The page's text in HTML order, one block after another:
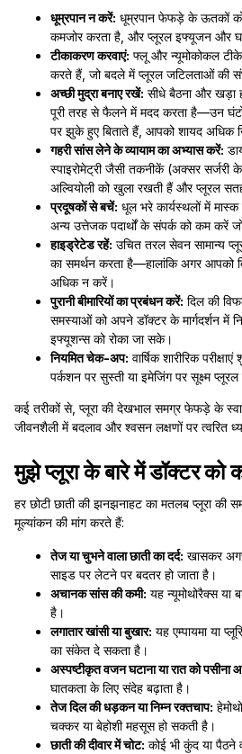
धूम्रपान न करें: धूम्रपान फेफड़े के ऊतकों को
कमजोर करता है, और प्लूरल इफ्यूजन और
टीकाकरण करवाएं: फ्लू और न्यूमोकोकल टीके
करते हैं, जो बदले में प्लूरल जटिलताओं की
अच्छी मुद्रा बनाए रखें: सीधे बैठना और खड़ा
पूरी तरह से फैलने में मदद करता है—उन
पर झुके हुए बिताते हैं, आपको शायद अधिक
गहरी सांस लेने के व्यायाम का अभ्यास करें:
स्पाइरोमेट्री जैसी तकनीकें (अक्सर सर्जरी
अल्वियोली को खुला रखती हैं और प्लूरल
प्रदूषकों से बचें: धूल भरे कार्यस्थलों में
अन्य उत्तेजक पदार्थों के संपर्क को कम करें
हाइड्रेटेड रहें: उचित तरल सेवन सामान्य
का समर्थन करता है—हालांकि अगर आपको
अधिक न करें।
पुरानी बीमारियों का प्रबंधन करें: दिल की
समस्याओं को अपने डॉक्टर के मार्गदर्शन में
इफ्यूशन्स को रोका जा सके।
नियमित चेक-अप: वार्षिक शारीरिक
पर्कशन पर सुस्ती या इमेजिंग पर सूक्ष्म प्लूरल
कई तरीकों से, प्लूरा की देखभाल समग्र फेफड़े के
जीवनशैली में बदलाव और श्वसन लक्षणों पर त्वरित
मुझे प्लूरा के बारे में डॉक्टर को
हर छोटी छाती की झनझनाहट का मतलब प्लूरा
मूल्यांकन की मांग करते हैं:
तेज या चुभने वाला छाती का दर्द: खासकर
साइड पर लेटने पर बदतर हो जाता है।
अचानक सांस की कमी: यह न्यूमोथोरैक्स
है।
लगातार खांसी या बुखार: यह एम्पायमा या
का संकेत दे सकता है।
अस्पष्टीकृत वजन घटाना या रात को पसीना
घातकता के लिए संदेह बढ़ाता है।
तेज दिल की धड़कन या निम्न रक्तचाप:
चक्कर या बेहोशी महसूस हो सकती है।
छाती की दीवार में चोट: कोई भी कुंद या पैठने